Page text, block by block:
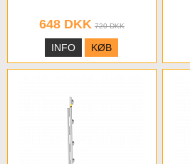
648 DKK 720 DKK
INFO KØB